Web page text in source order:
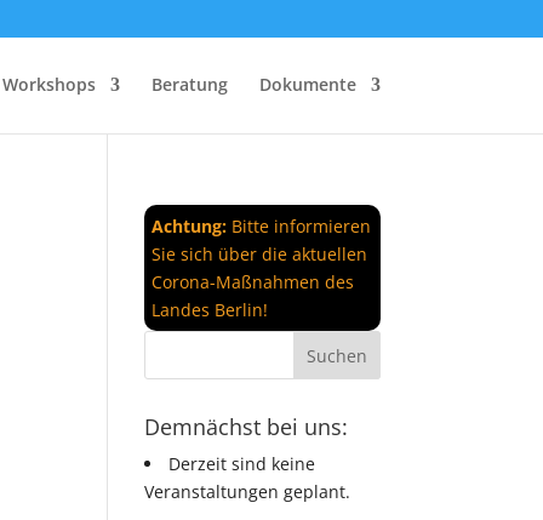
Workshops Beratung Dokumente
Achtung: Bitte informieren
Sie sich über die aktuellen
Corona-Maßnahmen des
Landes Berlin!
Demnächst bei uns:
Derzeit sind keine
Veranstaltungen geplant.